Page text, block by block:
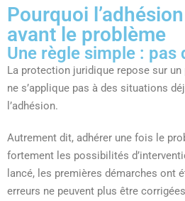
Pourquoi
avant le problème
Une règle simple :
La protection juridique repose sur
ne s’applique pas à des situations
l’adhésion.
Autrement dit, adhérer une fois le
fortement les possibilités
lancé, les premières démarches ont
erreurs ne peuvent plus être